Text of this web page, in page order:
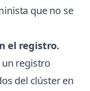
que no se
el registro.
registro
del clúster en